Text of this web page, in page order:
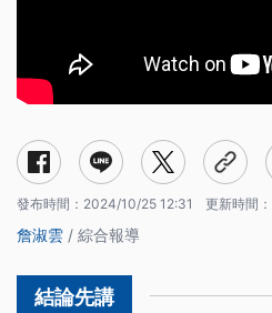
發布時間： 2024/10/25 12:31 更新時間：
詹淑雲 / 綜合報導